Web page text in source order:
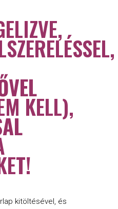
KELL),
kitöltésével, és